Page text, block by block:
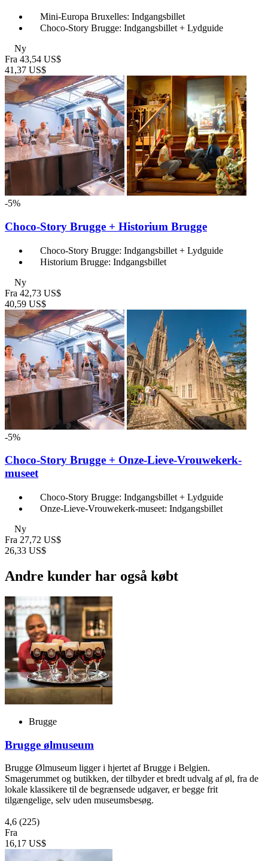
Mini-Europa Bruxelles: Indgangsbillet
Choco-Story Brugge: Indgangsbillet + Lydguide
Ny
Fra 43,54 US$
41,37 US$
-5%
Choco-Story Brugge + Historium Brugge
Choco-Story Brugge: Indgangsbillet + Lydguide
Historium Brugge: Indgangsbillet
Ny
Fra 42,73 US$
40,59 US$
-5%
Choco-Story Brugge + Onze-Lieve-Vrouwekerk-
museet
Choco-Story Brugge: Indgangsbillet + Lydguide
Onze-Lieve-Vrouwekerk-museet: Indgangsbillet
Ny
Fra 27,72 US$
26,33 US$
Andre kunder har også købt
Brugge
Brugge ølmuseum
Brugge Ølmuseum ligger i hjertet af Brugge i Belgien.
Smagerummet og butikken, der tilbyder et bredt udvalg af øl, fra de
lokale klassikere til de begrænsede udgaver, er begge frit
tilgængelige, selv uden museumsbesøg.
4,6 (225)
Fra
16,17 US$